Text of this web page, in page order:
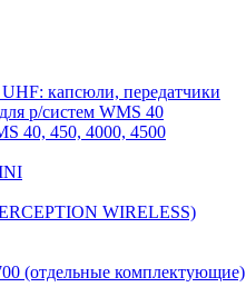
капсюли, передатчики
р/систем WMS 40
40, 450, 4000, 4500
WIRELESS)
(отдельные комплектующие)